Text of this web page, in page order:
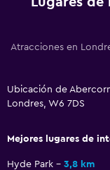
Atracciones en
Ubicación de
Londres, W6 7DS
Mejores lugares de
Hyde Park 3,8 km